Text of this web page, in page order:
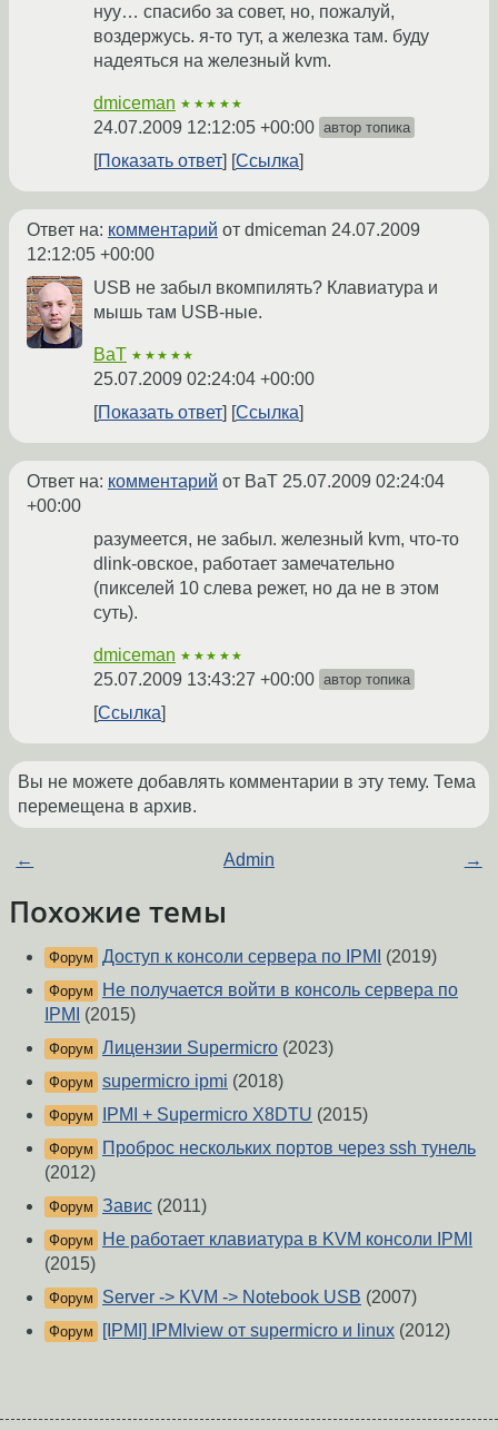
нуу… спасибо за совет, но, пожалуй,
воздержусь. я-то тут, а железка там. буду
надеяться на железный kvm.
dmiceman ★★★★★
24.07.2009 12:12:05 +00:00 автор топика
Показать ответ Ссылка
Ответ на: комментарий от dmiceman 24.07.2009
12:12:05 +00:00
USB не забыл вкомпилять? Клавиатура и
мышь там USB-ные.
BaT ★★★★★
25.07.2009 02:24:04 +00:00
Показать ответ
Ссылка
Ответ на: комментарий от BaT 25.07.2009 02:24:04
+00:00
разумеется, не забыл. железный kvm, что-то
dlink-овское, работает замечательно
(пикселей 10 слева режет, но да не в этом
суть).
dmiceman ★★★★★
25.07.2009 13:43:27 +00:00 автор топика
Ссылка
Вы не можете добавлять комментарии в эту тему. Тема
перемещена в архив.
← Admin →
Похожие темы
Форум Доступ к консоли сервера по IPMI (2019)
Форум
Не получается войти в консоль сервера по
IPMI
(2015)
Форум Лицензии Supermicro (2023)
Форум supermicro ipmi (2018)
Форум IPMI + Supermicro X8DTU (2015)
Форум
Проброс нескольких портов через ssh тунель
(2012)
Форум Завис (2011)
Форум
Не работает клавиатура в KVM консоли IPMI
(2015)
Форум Server -> KVM -> Notebook USB (2007)
Форум [IPMI] IPMIview от supermicro и linux (2012)